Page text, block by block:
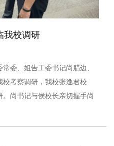
我校调研
委、姐告工委书记尚腊边、
考察调研，我校张逸君校
尚书记与侯校长亲切握手尚